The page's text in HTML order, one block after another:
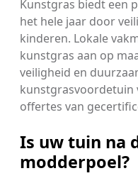
Kunstgras biedt een
het hele jaar door
kinderen. Lokale
kunstgras aan op
veiligheid en
kunstgrasvoordetuin
offertes van
Is uw tuin na
modderpoel?